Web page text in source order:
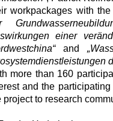
workpackages with the
einer
and
more than 160
and the
project to research